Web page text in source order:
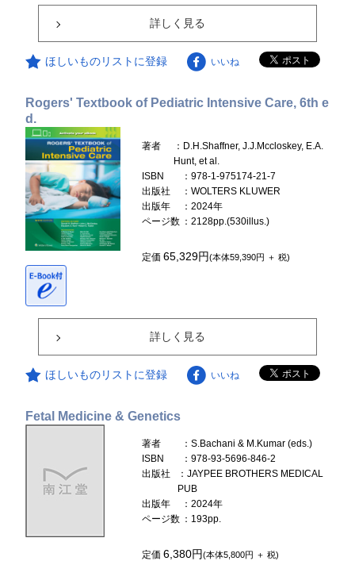
詳しく見る
ほしいものリストに登録 いいね
Rogers' Textbook of Pediatric Intensive Care, 6th e
d.
著者
：D.H.Shaffner, J.J.Mccloskey, E.A.
Hunt, et al.
ISBN
：978-1-975174-21-7
出版社
：WOLTERS KLUWER
出版年
：2024年
ページ数 ：2128pp.(530illus.)
定価65,329円(本体59,390円 ＋ 税)
詳しく見る
ほしいものリストに登録 いいね
Fetal Medicine & Genetics
著者
：S.Bachani & M.Kumar (eds.)
ISBN
：978-93-5696-846-2
出版社
：JAYPEE BROTHERS MEDICAL
PUB
出版年
：2024年
ページ数 ：193pp.
定価6,380円(本体5,800円 ＋ 税)